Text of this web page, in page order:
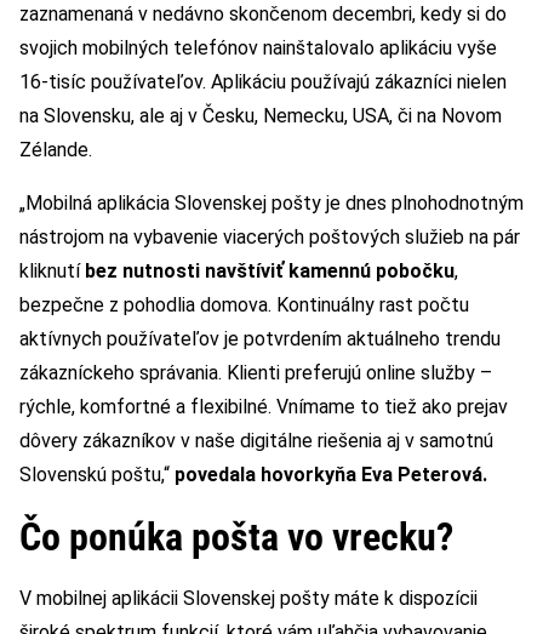
zaznamenaná v nedávno skončenom decembri, kedy si do
svojich mobilných telefónov nainštalovalo aplikáciu vyše
16-tisíc používateľov. Aplikáciu používajú zákazníci nielen
na Slovensku, ale aj v Česku, Nemecku, USA, či na Novom
Zélande.
„Mobilná aplikácia Slovenskej pošty je dnes plnohodnotným
nástrojom na vybavenie viacerých poštových služieb na pár
kliknutí bez nutnosti navštíviť kamennú pobočku,
bezpečne z pohodlia domova. Kontinuálny rast počtu
aktívnych používateľov je potvrdením aktuálneho trendu
zákazníckeho správania. Klienti preferujú online služby –
rýchle, komfortné a flexibilné. Vnímame to tiež ako prejav
dôvery zákazníkov v naše digitálne riešenia aj v samotnú
Slovenskú poštu,“ povedala hovorkyňa Eva Peterová.
Čo ponúka pošta vo vrecku?
V mobilnej aplikácii Slovenskej pošty máte k dispozícii